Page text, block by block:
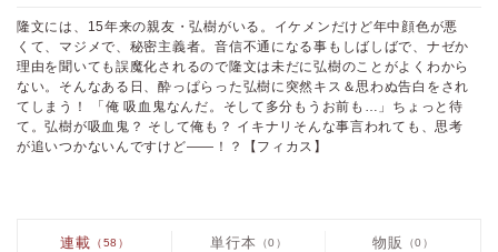
隆文には、15年来の親友・弘樹がいる。イケメンだけど年中顔色が悪
くて、マジメで、秘密主義者。音信不通になる事もしばしばで、ナゼか
理由を聞いても誤魔化されるので隆文は未だに弘樹のことがよくわから
ない。そんなある日、酔っぱらった弘樹に突然キス＆思わぬ告白をされ
てしまう！ 「俺 吸血鬼なんだ。そして多分もうお前も…」ちょっと待
て。弘樹が吸血鬼？ そして俺も？ イキナリそんな事言われても、思考
が追いつかないんですけど――！？【フィカス】
連載 （58） 単行本 （0） 物販 （0）